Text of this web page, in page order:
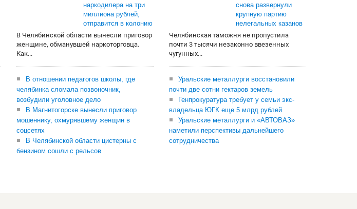
наркодилера на три
миллиона рублей,
отправится в колонию
В Челябинской области вынесли приговор
женщине, обманувшей наркоторговца.
Как...
В отношении педагогов школы, где
челябинка сломала позвоночник,
возбудили уголовное дело
В Магнитогорске вынесли приговор
мошеннику, охмурявшему женщин в
соцсетях
В Челябинской области цистерны с
бензином сошли с рельсов
снова развернули
крупную партию
нелегальных казанов
Челябинская таможня не пропустила
почти 3 тысячи незаконно ввезенных
чугунных...
Уральские металлурги восстановили
почти две сотни гектаров земель
Генпрокуратура требует у семьи экс-
владельца ЮГК еще 5 млрд рублей
Уральские металлурги и «АВТОВАЗ»
наметили перспективы дальнейшего
сотрудничества